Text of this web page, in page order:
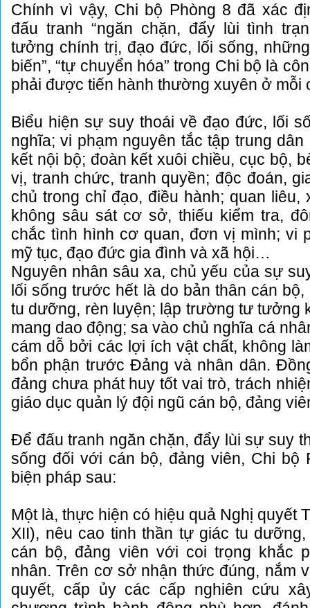
Chính vì vậy, Chi bộ Phòng 8 đã xác
đấu tranh “ngăn chặn, đẩy lùi tình
tưởng chính trị, đạo đức, lối sống,
biến”, “tự chuyển hóa” trong Chi bộ là
phải được tiến hành thường xuyên ở mỗi
Biểu hiện sự suy thoái về đạo đức, lối
nghĩa; vi phạm nguyên tắc tập trung
kết nội bộ; đoàn kết xuôi chiều, cục bộ,
vị, tranh chức, tranh quyền; độc đoán,
chủ trong chỉ đạo, điều hành; quan liêu,
không sâu sát cơ sở, thiếu kiểm tra,
chắc tình hình cơ quan, đơn vị mình; vi
mỹ tục, đạo đức gia đình và xã hội…
Nguyên nhân sâu xa, chủ yếu của sự
lối sống trước hết là do bản thân cán
tu dưỡng, rèn luyện; lập trường tư tưởng
mang dao động; sa vào chủ nghĩa cá
cám dỗ bởi các lợi ích vật chất, không
bổn phận trước Đảng và nhân dân.
đảng chưa phát huy tốt vai trò, trách
giáo dục quản lý đội ngũ cán bộ, đảng
Để đấu tranh ngăn chặn, đẩy lùi sự suy
sống đối với cán bộ, đảng viên, Chi bộ
biện pháp sau:
Một là, thực hiện có hiệu quả Nghị quyết
XII), nêu cao tinh thần tự giác tu
cán bộ, đảng viên với coi trọng khắc
nhân. Trên cơ sở nhận thức đúng, nắm
quyết, cấp ủy các cấp nghiên cứu